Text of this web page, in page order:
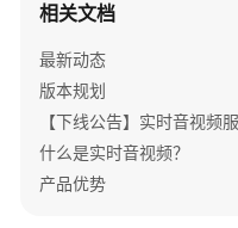
公
产
品
介
绍
相关文档
最新动态
版本规划
【下线公告】实时音视频
什么是实时音视频？
产品优势